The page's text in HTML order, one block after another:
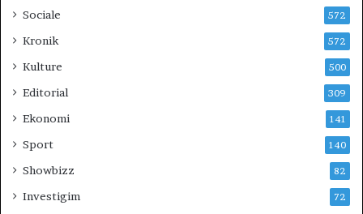
Sociale 572
Kronik 572
Kulture 500
Editorial 309
Ekonomi 141
Sport 140
Showbizz 82
Investigim 72